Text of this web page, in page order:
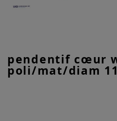
pendentif cœur
poli/mat/diam
to
the
beginning